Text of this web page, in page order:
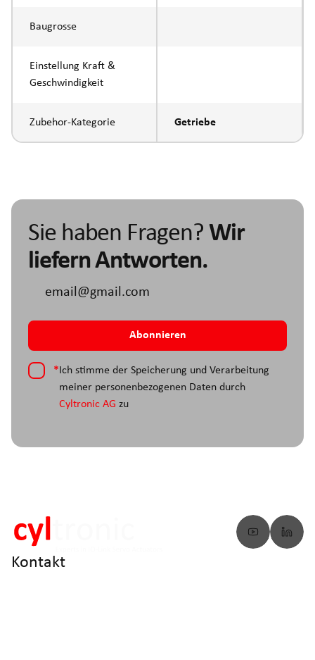
Baugrosse
Einstellung Kraft &
Geschwindigkeit
Zubehor-Kategorie Getriebe
Sie haben Fragen? Wir
liefern Antworten.
* Ich stimme der Speicherung und Verarbeitung
meiner personenbezogenen Daten durch
Cyltronic AG zu
Kontakt